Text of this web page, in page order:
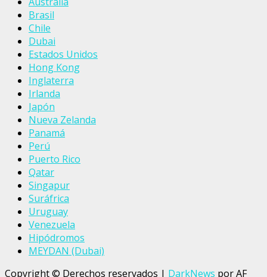
Brasil
Chile
Dubai
Estados Unidos
Hong Kong
Inglaterra
Irlanda
Japón
Nueva Zelanda
Panamá
Perú
Puerto Rico
Qatar
Singapur
Suráfrica
Uruguay
Venezuela
Hipódromos
MEYDAN (Dubai)
Copyright © Derechos reservados | DarkNews por AF